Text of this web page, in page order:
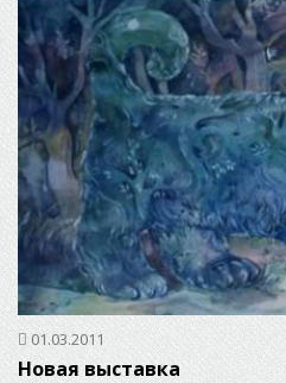
01.03.2011
Новая выставка